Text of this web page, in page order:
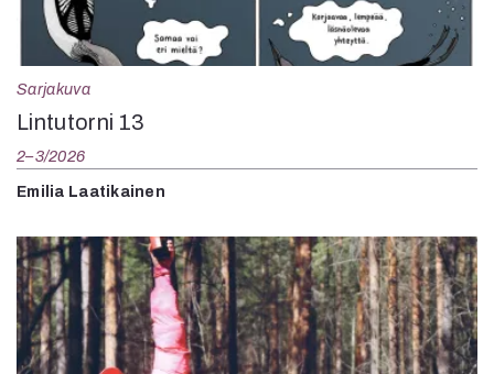
Sarjakuva
Lintutorni 13
2–3/2026
Emilia Laatikainen